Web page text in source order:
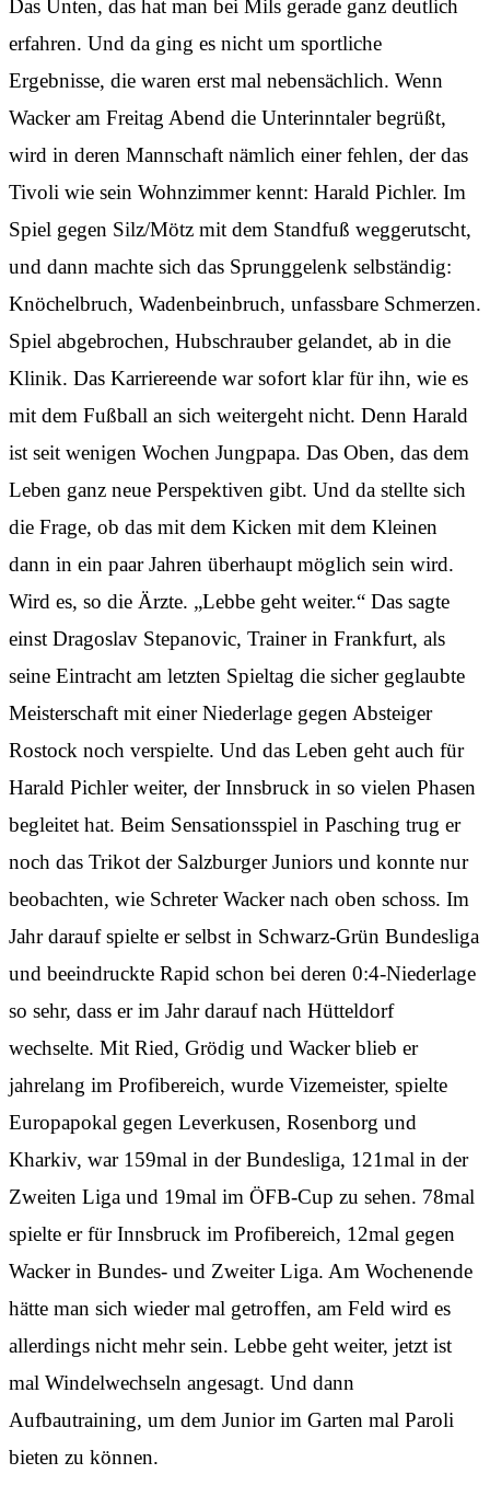
Das Unten, das hat man bei Mils gerade ganz deutlich
erfahren. Und da ging es nicht um sportliche
Ergebnisse, die waren erst mal nebensächlich. Wenn
Wacker am Freitag Abend die Unterinntaler begrüßt,
wird in deren Mannschaft nämlich einer fehlen, der das
Tivoli wie sein Wohnzimmer kennt: Harald Pichler. Im
Spiel gegen Silz/Mötz mit dem Standfuß weggerutscht,
und dann machte sich das Sprunggelenk selbständig:
Knöchelbruch, Wadenbeinbruch, unfassbare Schmerzen.
Spiel abgebrochen, Hubschrauber gelandet, ab in die
Klinik. Das Karriereende war sofort klar für ihn, wie es
mit dem Fußball an sich weitergeht nicht. Denn Harald
ist seit wenigen Wochen Jungpapa. Das Oben, das dem
Leben ganz neue Perspektiven gibt. Und da stellte sich
die Frage, ob das mit dem Kicken mit dem Kleinen
dann in ein paar Jahren überhaupt möglich sein wird.
Wird es, so die Ärzte. „Lebbe geht weiter.“ Das sagte
einst Dragoslav Stepanovic, Trainer in Frankfurt, als
seine Eintracht am letzten Spieltag die sicher geglaubte
Meisterschaft mit einer Niederlage gegen Absteiger
Rostock noch verspielte. Und das Leben geht auch für
Harald Pichler weiter, der Innsbruck in so vielen Phasen
begleitet hat. Beim Sensationsspiel in Pasching trug er
noch das Trikot der Salzburger Juniors und konnte nur
beobachten, wie Schreter Wacker nach oben schoss. Im
Jahr darauf spielte er selbst in Schwarz-Grün Bundesliga
und beeindruckte Rapid schon bei deren 0:4-Niederlage
so sehr, dass er im Jahr darauf nach Hütteldorf
wechselte. Mit Ried, Grödig und Wacker blieb er
jahrelang im Profibereich, wurde Vizemeister, spielte
Europapokal gegen Leverkusen, Rosenborg und
Kharkiv, war 159mal in der Bundesliga, 121mal in der
Zweiten Liga und 19mal im ÖFB-Cup zu sehen. 78mal
spielte er für Innsbruck im Profibereich, 12mal gegen
Wacker in Bundes- und Zweiter Liga. Am Wochenende
hätte man sich wieder mal getroffen, am Feld wird es
allerdings nicht mehr sein. Lebbe geht weiter, jetzt ist
mal Windelwechseln angesagt. Und dann
Aufbautraining, um dem Junior im Garten mal Paroli
bieten zu können.